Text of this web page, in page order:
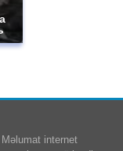
internet